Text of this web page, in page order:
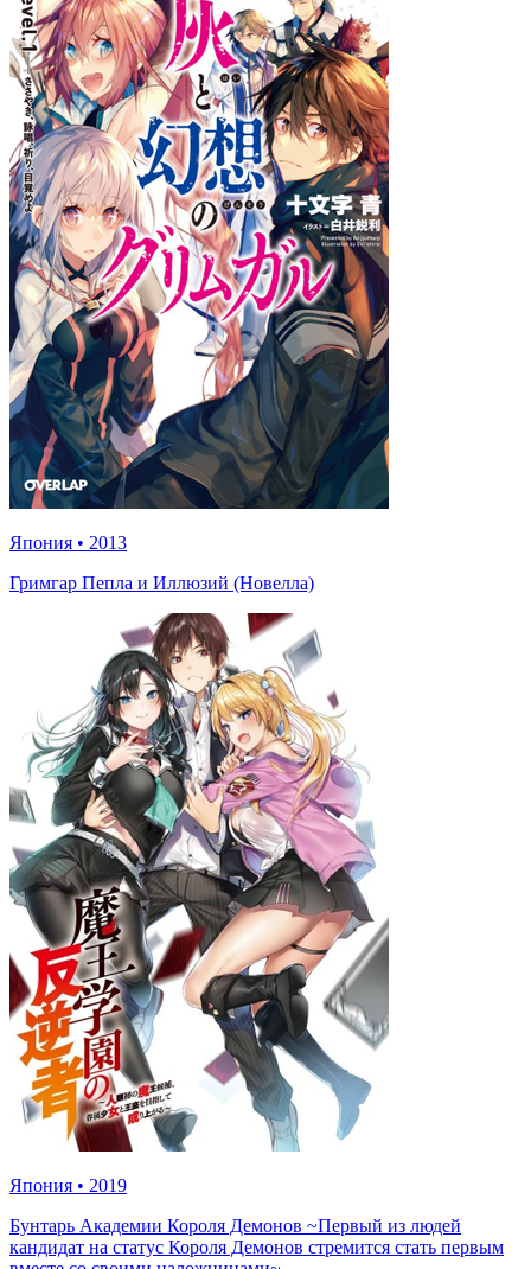
Япония • 2013
Гримгар Пепла и Иллюзий (Новелла)
Япония • 2019
Бунтарь Академии Короля Демонов ~Первый из людей
кандидат на статус Короля Демонов стремится стать первым